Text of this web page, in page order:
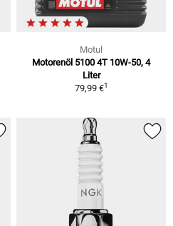
Motul
Motorenöl 5100 4T 10W-50, 4
Liter
79,99 €1